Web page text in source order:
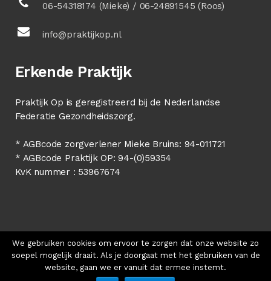
06-54318174 (Mieke) / 06-24891545 (Roos)
info@praktijkop.nl
Erkende Praktijk
Praktijk Op is geregistreerd bij de Nederlandse
Federatie Gezondheidszorg.
* AGBcode zorgverlener Mieke Bruins: 94-011721
* AGBcode Praktijk OP: 94-(0)59354
KvK nummer : 53967674
We gebruiken cookies om ervoor te zorgen dat onze website zo
soepel mogelijk draait. Als je doorgaat met het gebruiken van de
website, gaan we er vanuit dat ermee instemt.